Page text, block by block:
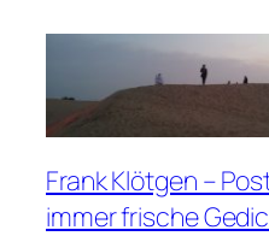
Frank Klötgen –
immer frische